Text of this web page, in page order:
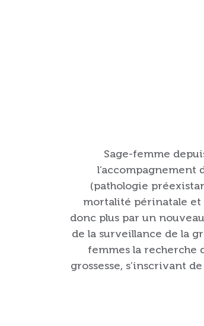
Sage-femme
l’accompagnement
(pathologie
mortalité périnatale et
donc plus par un
de la surveillance de la
femmes la recherche
grossesse, s’inscrivant